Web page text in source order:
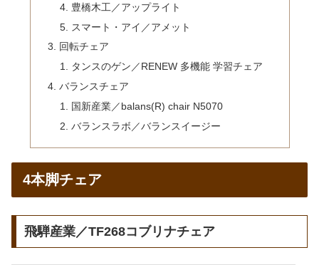
豊橋木工／アップライト
スマート・アイ／アメット
回転チェア
タンスのゲン／RENEW 多機能 学習チェア
バランスチェア
国新産業／balans(R) chair N5070
バランスラボ／バランスイージー
4本脚チェア
飛騨産業／TF268コブリナチェア